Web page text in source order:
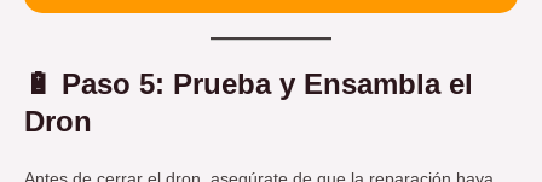
🔋 Paso 5: Prueba y Ensambla el
Dron